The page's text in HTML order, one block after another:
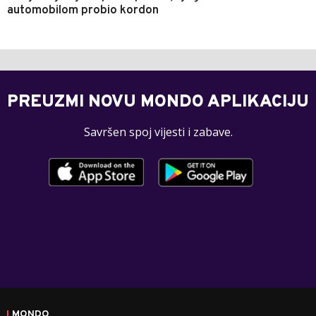
automobilom probio kordon
PREUZMI NOVU MONDO APLIKACIJU
Savršen spoj vijesti i zabave.